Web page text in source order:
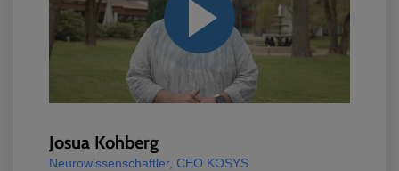
Josua Kohberg
Neurowissenschaftler, CEO KOSYS